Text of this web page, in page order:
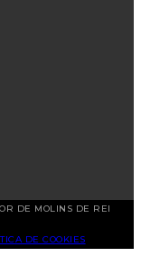
DE MOLINS DE REI
DE COOKIES